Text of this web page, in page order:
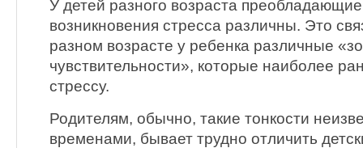
У детей разного возраста
возникновения стресса различны. Это
разном возрасте у ребенка различные
чувствительности», которые наиболее
стрессу.
Родителям, обычно, такие тонкости
временами, бывает трудно отличить